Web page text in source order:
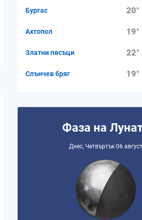
Бургас
Ахтопол
Златни пясъци
Слънчев бряг
Фаза на
Днес, Четвъртък 06 август